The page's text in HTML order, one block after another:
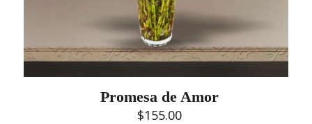
Promesa de Amor
$155.00